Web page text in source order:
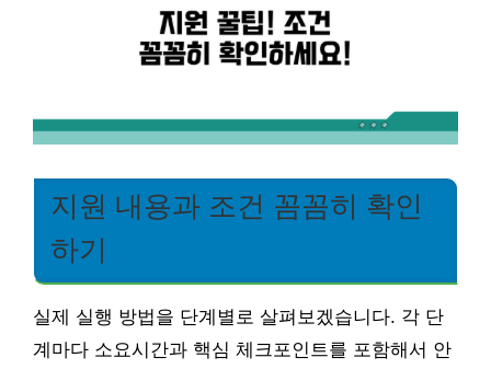
지원 내용과 조건 꼼꼼히 확인
하기
실제 실행 방법을 단계별로 살펴보겠습니다. 각 단
계마다 소요시간과 핵심 체크포인트를 포함해서 안